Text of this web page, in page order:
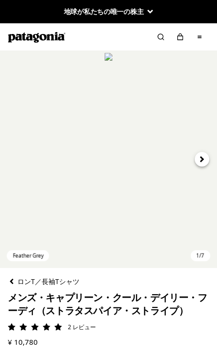
地球が私たちの唯一の株主
次へ
ロンT／長袖Tシャツ
メンズ・キャプリーン・クール・デイリー・フ
ーディ（ストラタスパイア・ストライプ）
評価: 5 / 5 2 レビュー
¥ 10,780